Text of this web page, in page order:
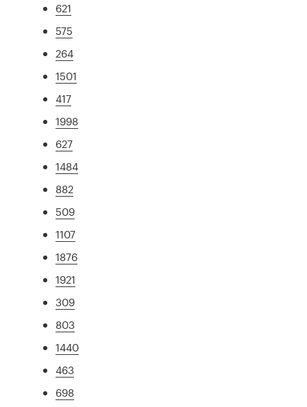
621
575
264
1501
417
1998
627
1484
882
509
1107
1876
1921
309
803
1440
463
698